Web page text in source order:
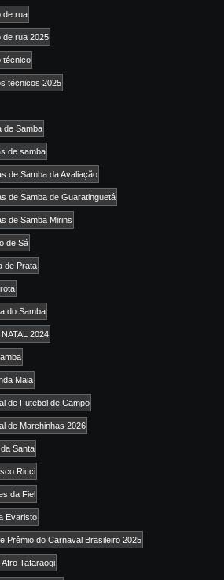
de rua
de rua 2025
técnico
técnicos 2025
de Samba
de samba
de Samba da Avaliação
de Samba de Guaratinguetá
de Samba Mirins
de Sá
de Prata
do Samba
2024
Maia
de Futebol de Campo
de Marchinhas 2026
Santa
Ricci
da Fiel
Evaristo
Prêmio do Carnaval Brasileiro 2025
Tafaraogi